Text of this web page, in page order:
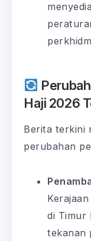
Haji 2026
Berita terkini
perubahan
di Timur
tekanan